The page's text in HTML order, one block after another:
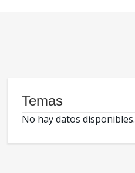
Temas
No hay datos disponibles.